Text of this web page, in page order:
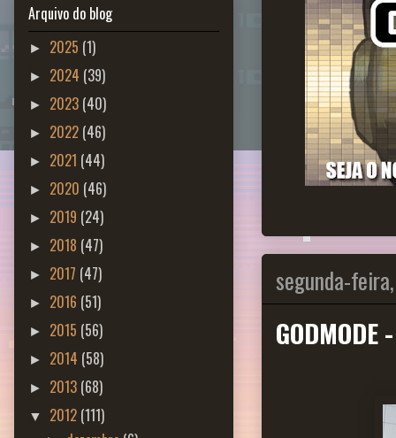
segunda-
GODMODE
Arquivo do blog
► 2025 (1)
► 2024 (39)
► 2023 (40)
► 2022 (46)
► 2021 (44)
► 2020 (46)
► 2019 (24)
► 2018 (47)
► 2017 (47)
► 2016 (51)
► 2015 (56)
► 2014 (58)
► 2013 (68)
▼ 2012 (111)